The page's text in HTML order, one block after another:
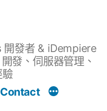
發者 & iDempiere
發、伺服器管理、
驗
Contact